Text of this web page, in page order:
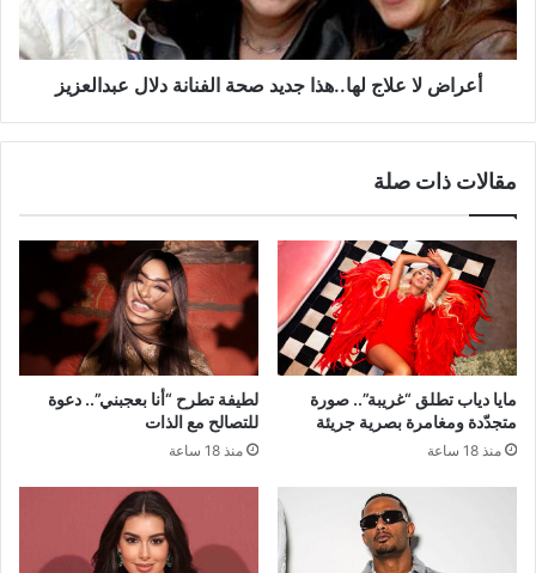
الفنانة
دلال
عبدالعزيز
أعراض لا علاج لها..هذا جديد صحة الفنانة دلال عبدالعزيز
مقالات ذات صلة
مايا دياب تطلق “غريبة”.. صورة
متجدّدة ومغامرة بصرية جريئة
منذ 18 ساعة
لطيفة تطرح “أنا بعجبني”.. دعوة
للتصالح مع الذات
منذ 18 ساعة